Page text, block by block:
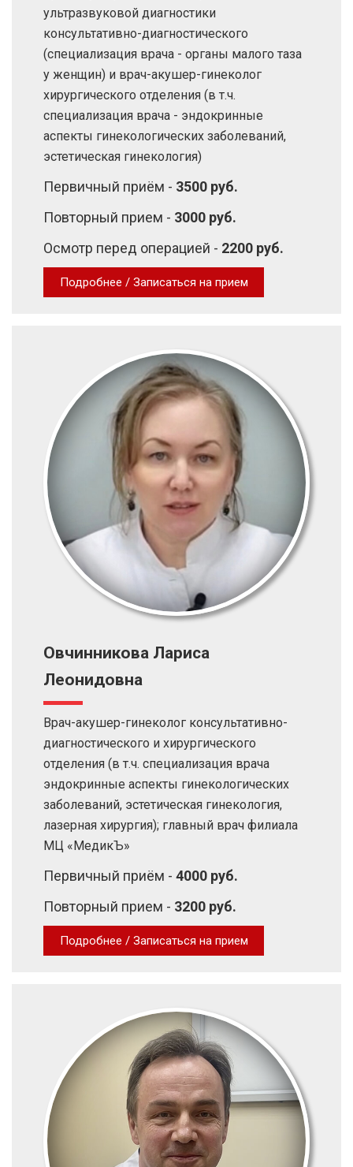
ультразвуковой диагностики
консультативно-диагностического
(специализация врача - органы малого таза
у женщин) и врач-акушер-гинеколог
хирургического отделения (в т.ч.
специализация врача - эндокринные
аспекты гинекологических заболеваний,
эстетическая гинекология)
Первичный приём - 3500 руб.
Повторный прием - 3000 руб.
Осмотр перед операцией - 2200 руб.
Подробнее / Записаться на прием
Овчинникова Лариса
Леонидовна
Врач-акушер-гинеколог консультативно-
диагностического и хирургического
отделения (в т.ч. специализация врача
эндокринные аспекты гинекологических
заболеваний, эстетическая гинекология,
лазерная хирургия); главный врач филиала
МЦ «МедикЪ»
Первичный приём - 4000 руб.
Повторный прием - 3200 руб.
Подробнее / Записаться на прием